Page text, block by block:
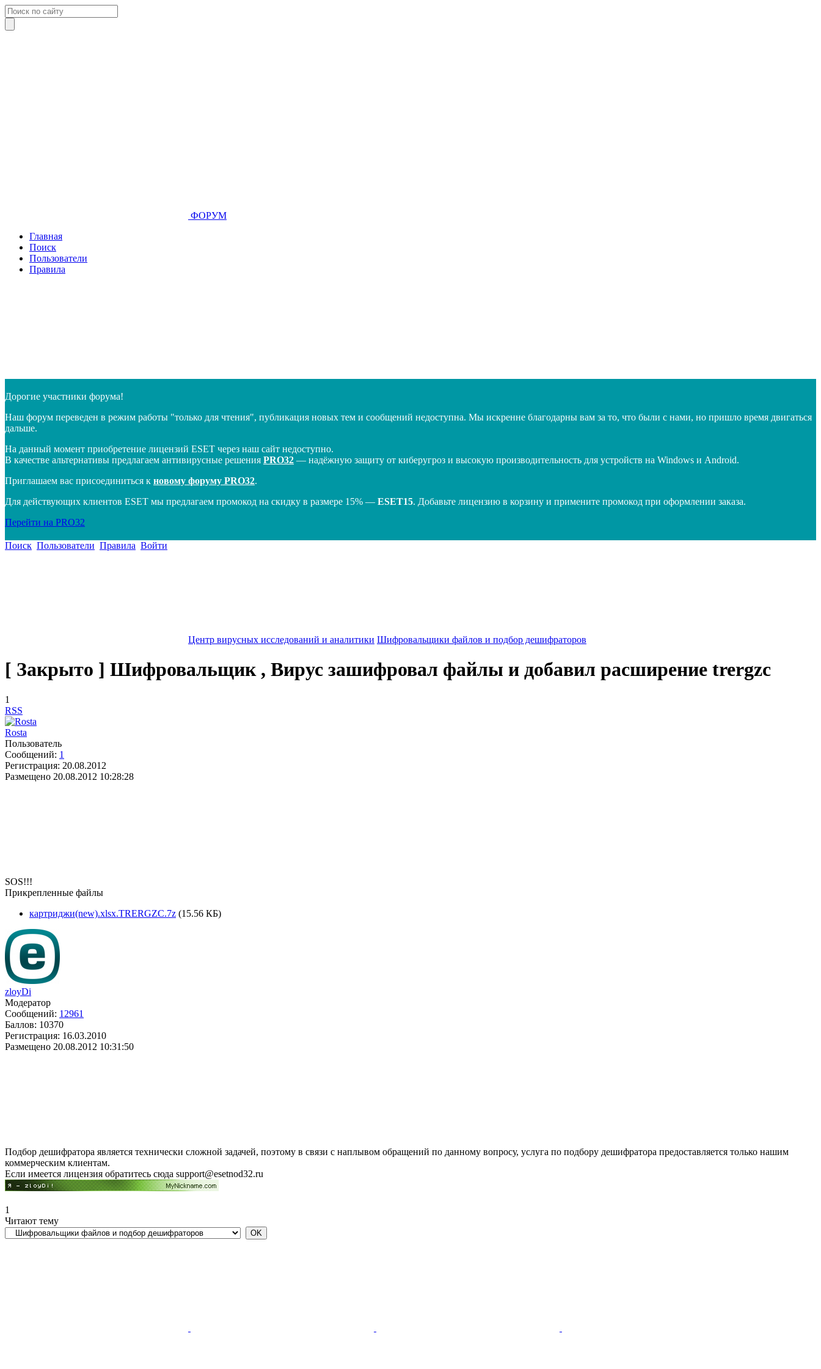
ФОРУМ
Главная
Поиск
Пользователи
Правила
Дорогие участники форума!
Наш форум переведен в режим работы "только для чтения", публикация новых тем и сообщений недоступна. Мы искренне благодарны вам за то, что были с нами, но пришло время двигаться
дальше.
На данный момент приобретение лицензий ESET через наш сайт недоступно.
В качестве альтернативы предлагаем антивирусные решения PRO32 — надёжную защиту от киберугроз и высокую производительность для устройств на Windows и Android.
Приглашаем вас присоединиться к новому форуму PRO32.
Для действующих клиентов ESET мы предлагаем промокод на скидку в размере 15% — ESET15. Добавьте лицензию в корзину и примените промокод при оформлении заказа.
Перейти на PRO32
Поиск Пользователи Правила Войти
Центр вирусных исследований и аналитики Шифровальщики файлов и подбор дешифраторов
[ Закрыто ] Шифровальщик , Вирус зашифровал файлы и добавил расширение trergzc
1
RSS
Rosta
Пользователь
Сообщений: 1
Регистрация: 20.08.2012
Размещено 20.08.2012 10:28:28
SOS!!!
Прикрепленные файлы
картриджи(new).xlsx.TRERGZC.7z (15.56 КБ)
zloyDi
Модератор
Сообщений: 12961
Баллов: 10370
Регистрация: 16.03.2010
Размещено 20.08.2012 10:31:50
Подбор дешифратора является технически сложной задачей, поэтому в связи с наплывом обращений по данному вопросу, услуга по подбору дешифратора предоставляется только нашим
коммерческим клиентам.
Если имеется лицензия обратитесь сюда support@esetnod32.ru
1
Читают тему